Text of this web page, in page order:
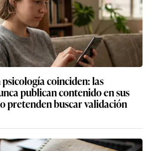
coinciden: las
publican contenido en sus
pretenden buscar validación